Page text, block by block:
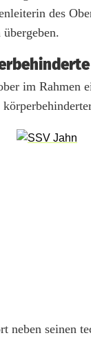
des
im Rahmen
neben seinen